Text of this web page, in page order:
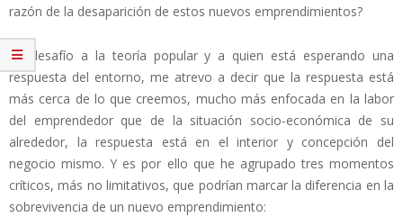
razón de la desaparición de estos nuevos emprendimientos?
En desafío a la teoría popular y a quien está esperando una
respuesta del entorno, me atrevo a decir que la respuesta está
más cerca de lo que creemos, mucho más enfocada en la labor
del emprendedor que de la situación socio-económica de su
alrededor, la respuesta está en el interior y concepción del
negocio mismo. Y es por ello que he agrupado tres momentos
críticos, más no limitativos, que podrían marcar la diferencia en la
sobrevivencia de un nuevo emprendimiento: